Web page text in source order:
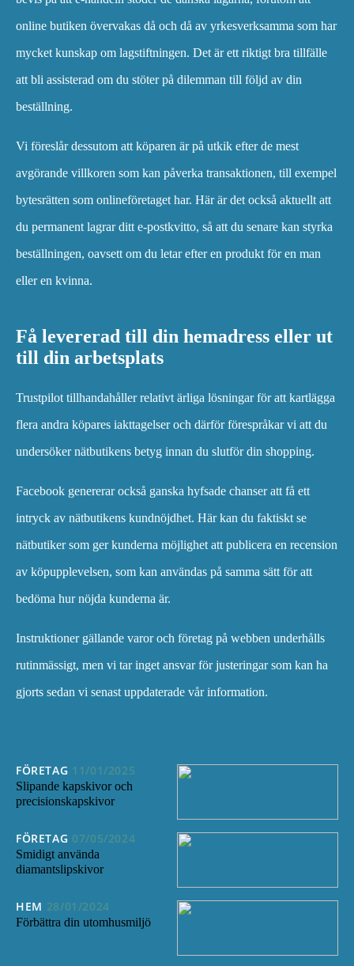
online butiken övervakas då och då av yrkesverksamma som har
mycket kunskap om lagstiftningen. Det är ett riktigt bra tillfälle
att bli assisterad om du stöter på dilemman till följd av din
beställning.
Vi föreslår dessutom att köparen är på utkik efter de mest
avgörande villkoren som kan påverka transaktionen, till exempel
bytesrätten som onlineföretaget har. Här är det också aktuellt att
du permanent lagrar ditt e-postkvitto, så att du senare kan styrka
beställningen, oavsett om du letar efter en produkt för en man
eller en kvinna.
Få levererad till din hemadress eller ut
till din arbetsplats
Trustpilot tillhandahåller relativt ärliga lösningar för att kartlägga
flera andra köpares iakttagelser och därför förespråkar vi att du
undersöker nätbutikens betyg innan du slutför din shopping.
Facebook genererar också ganska hyfsade chanser att få ett
intryck av nätbutikens kundnöjdhet. Här kan du faktiskt se
nätbutiker som ger kunderna möjlighet att publicera en recension
av köpupplevelsen, som kan användas på samma sätt för att
bedöma hur nöjda kunderna är.
Instruktioner gällande varor och företag på webben underhålls
rutinmässigt, men vi tar inget ansvar för justeringar som kan ha
gjorts sedan vi senast uppdaterade vår information.
FÖRETAG 11/01/2025
Slipande kapskivor och
precisionskapskivor
FÖRETAG 07/05/2024
Smidigt använda
diamantslipskivor
HEM 28/01/2024
Förbättra din utomhusmiljö